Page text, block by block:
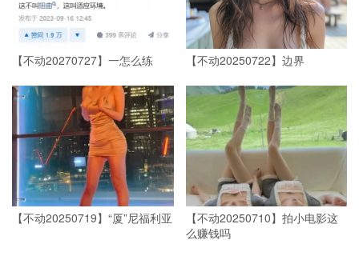
【不动20270727】一怎么练 ​​​ 【不动20250722】边界
【不动20250719】“厦”尼福利亚
【不动20250710】拍小电影这
么赚钱吗